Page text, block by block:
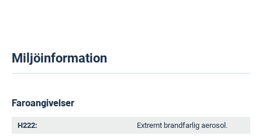
Miljöinformation
Faroangivelser
H222: Extremt brandfarlig aerosol.